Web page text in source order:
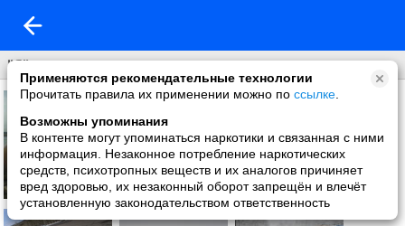
Применяются рекомендательные технологии
Прочитать правила их применении можно по ссылке
Возможны упоминания
В контенте могут упоминаться наркотики и связанная с ними
информация. Незаконное потребление наркотических
средств, психотропных веществ и их аналогов причиняет
вред здоровью, их незаконный оборот запрещён и влечёт
установленную законодательством ответственность
"Я"